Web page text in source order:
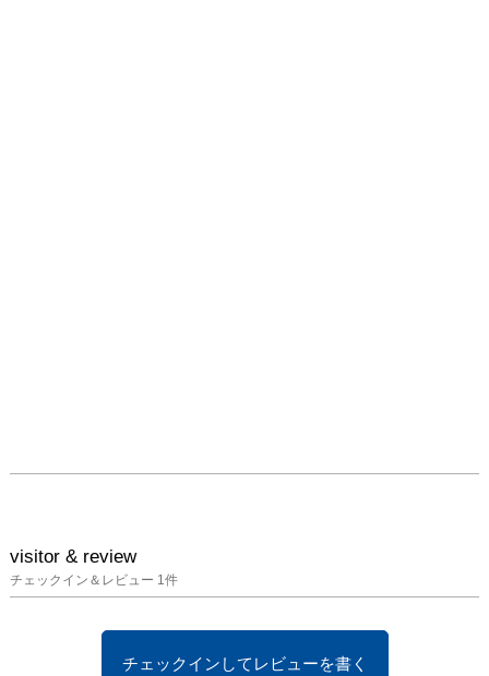
visitor & review
チェックイン＆レビュー 1件
チェックインしてレビューを書く